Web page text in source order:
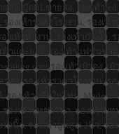
ยส่ง, บู๊ตBLขายส่ง, รองเท้
รองเท้าราคาโรงงาน, รอ
าทำงาน, รองเท้ากันน้ำ,
าแตะยาง, รองเท้าแฟชั่น
รองเท้าเป๋าตุง, เ
าส่ง, รองเท้าราคาโรงงา
งเท้าผลิตในไทย, Made
งเท้าบูทชาวนา, รองเท้า
นิ้ว, รองเท้าบูทสูง12นิ้ว,